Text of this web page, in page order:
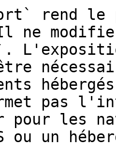
rend
ne
pas
pour les
ou un